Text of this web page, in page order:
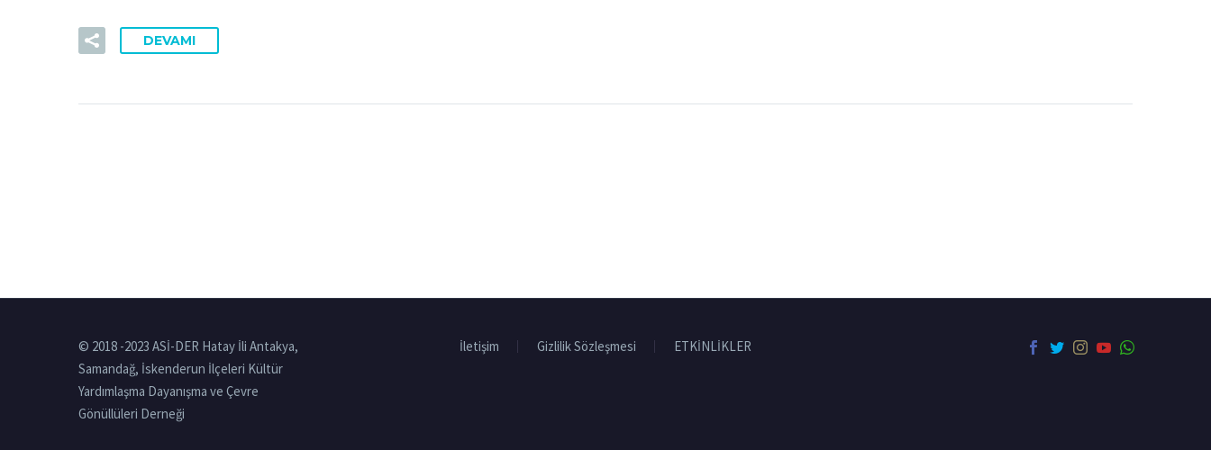
DEVAMI
İletişim Gizlilik Sözleşmesi ETKİNLİKLER
© 2018 -2023 ASİ-DER Hatay İli Antakya,
Samandağ, İskenderun İlçeleri Kültür
Yardımlaşma Dayanışma ve Çevre
Gönüllüleri Derneği